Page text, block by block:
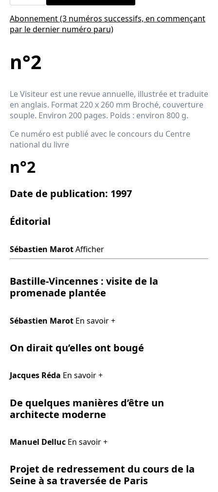
Abonnement (3 numéros successifs, en commençant
par le dernier numéro paru)
n°2
Le Visiteur est une revue annuelle, illustrée et traduite
en anglais. Format 220 x 260 mm Broché, couverture
souple. Environ 200 pages. Poids : environ 800 g.
Ce numéro est publié avec le concours du Centre
national du livre
n°2
Date de publication: 1997
Éditorial
Sébastien MarotAfficher
Bastille-Vincennes : visite de la
promenade plantée
Sébastien Marot En savoir +
On dirait qu’elles ont bougé
Jacques Réda En savoir +
De quelques manières d’être un
architecte moderne
Manuel Delluc En savoir +
Projet de redressement du cours de la
Seine à sa traversée de Paris